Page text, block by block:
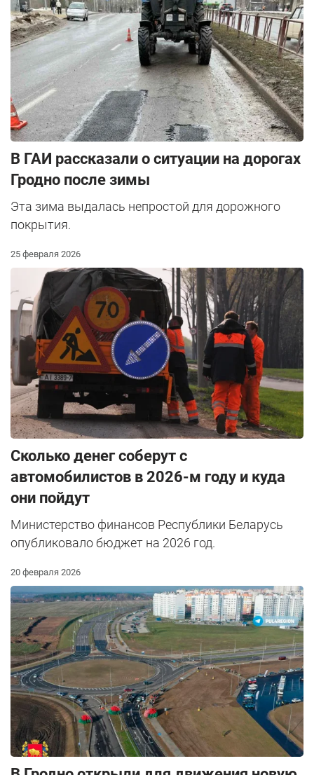
В ГАИ рассказали о ситуации на дорогах
Гродно после зимы
Эта зима выдалась непростой для дорожного
покрытия.
25 февраля 2026
Сколько денег соберут с
автомобилистов в 2026-м году и куда
они пойдут
Министерство финансов Республики Беларусь
опубликовало бюджет на 2026 год.
20 февраля 2026